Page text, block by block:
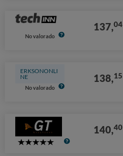
No valorado
137,04
ERKSONONLI
NE
No valorado
138,15
5
140,40